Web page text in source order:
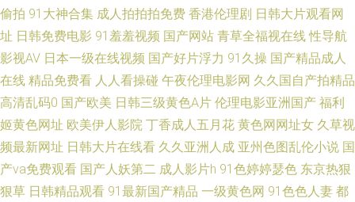
总站超碰 人妖干直男 黄色片avv 97资源在线观看 欧美日韩成人另类 91夫妻
成人 国产区第二页 国产91视频网 91黄色视频网址 久草社区在线 丰满熟妇大
乳做爰视频 俺也去导航 91亚色在线 免费东方AV 熟妇人妻一区二区 福利社视
频 欧美性爱zo 91视频在线观看91 91看片淫片 先锋亚洲资源 久草最新网址
黑丝探花 91探花高中生极品 久久精品人操人人 人妖干直男 福利区站91 91
偷拍 91大神合集 成人拍拍拍免费 香港伦理剧 日韩大片观看网
址 日韩免费电影 91羞羞视频 国产网站 青草全福视在线 性导航
影视AV 日本一级在线视频 国产好片浮力 91久操 国产精品成人
在线 精品免费看 人人看操碰 午夜伦理电影网 久久国自产拍精品
高清乱码0 国产欧美 日韩三级黄色A片 伦理电影亚洲国产 福利
姬黄色网址 欧美伊人影院 丁香成人五月花 黄色网网址女 久草视
频最新网址 日韩大片在线看 久久亚洲人成 亚州色图乱伦小说 国
产va免费观看 国产人妖第二 成人影片h 91色婷婷瑟色 东京热狠
狠草 日韩精品观看 91最新国产精品 一级黄色网 91色色人妻 都